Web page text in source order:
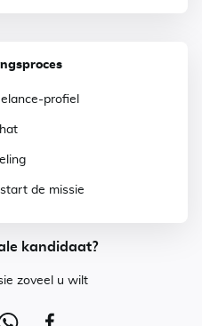
profiel
de missie
kandidaat?
zoveel u wilt